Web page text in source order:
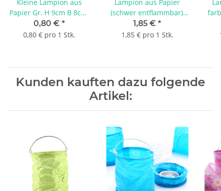
Kleine Lampion aus
Papier Gr. H 9cm B 8cm,
farbige Windlichter für
die Tischdeko, mit
0,80 € *
0,80 € pro 1 Stk.
Lampion aus Papier
(schwer entflammbar),
pink, 10x15cm für
Tischdeko & Gartendeko
1,85 € *
1,85 € pro 1 Stk.
Kunden kauften dazu folgende
Artikel: